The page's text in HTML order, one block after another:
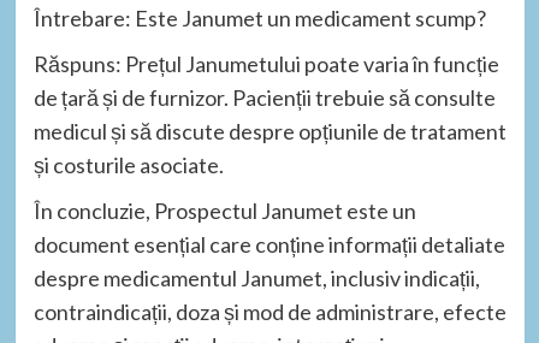
Întrebare: Este Janumet un medicament scump?
Răspuns: Prețul Janumetului poate varia în funcție
de țară și de furnizor. Pacienții trebuie să consulte
medicul și să discute despre opțiunile de tratament
și costurile asociate.
În concluzie, Prospectul Janumet este un
document esențial care conține informații detaliate
despre medicamentul Janumet, inclusiv indicații,
contraindicații, doza și mod de administrare, efecte